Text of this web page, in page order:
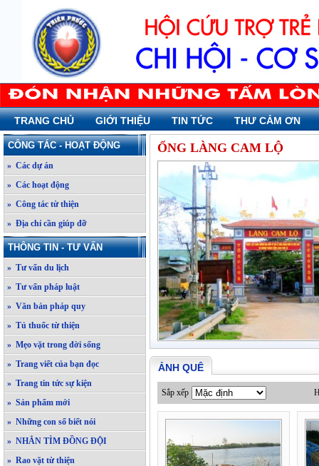
TRANG CHỦ GIỚI THIỆU TIN TỨC THƯ CẢM ƠN
CÔNG TÁC - HOẠT ĐỘNG
» Các dự án
» Các hoạt động
» Công tác từ thiện
» Địa chỉ cần giúp đỡ
THÔNG TIN - TƯ VẤN
» Tư vấn du lịch
» Tư vấn pháp luật
» Văn bản pháp quy
» Tủ thuốc từ thiện
» Mẹo vặt trong đời sống
» Trang viết của bạn đọc
» Trang tin tức sự kiện
» Sản phẩm mới
» Những con số biết nói
» NHẮN TÌM ĐỒNG ĐỘI
» Rao vặt từ thiện
ỔNG LÀNG CAM LỘ
ẢNH QUÊ
Sắp xếp